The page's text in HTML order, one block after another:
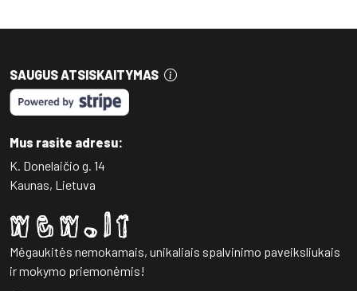
SAUGUS ATSISKAITYMAS
Mus rasite adresu:
K. Donelaičio g. 14
Kaunas, Lietuva
Mėgaukitės nemokamais, unikaliais spalvinimo paveiksliukais
ir mokymo priemonėmis!